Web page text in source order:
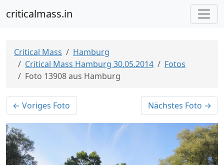
criticalmass.in
Critical Mass
Hamburg
Critical Mass Hamburg 30.05.2014
Fotos
Foto 13908 aus Hamburg
← Voriges Foto Nächstes Foto →